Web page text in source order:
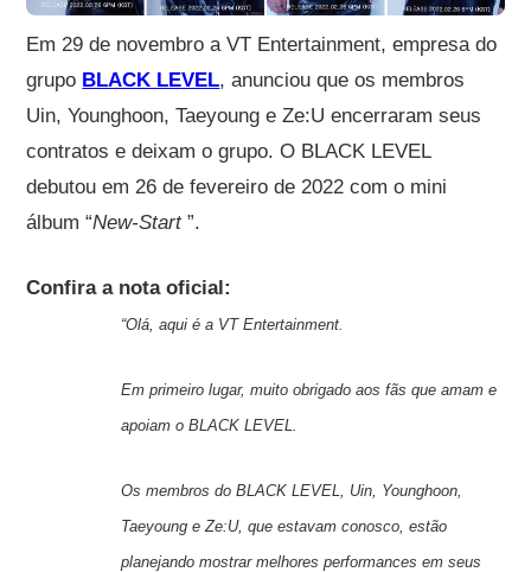
Em 29 de novembro a VT Entertainment, empresa do
grupo BLACK LEVEL, anunciou que os membros
Uin, Younghoon, Taeyoung e Ze:U encerraram seus
contratos e deixam o grupo. O BLACK LEVEL
debutou em 26 de fevereiro de 2022 com o mini
álbum “New-Start”.
Confira a nota oficial:
“Olá, aqui é a VT Entertainment.
Em primeiro lugar, muito obrigado aos fãs que amam e
apoiam o BLACK LEVEL.
Os membros do BLACK LEVEL, Uin, Younghoon,
Taeyoung e Ze:U, que estavam conosco, estão
planejando mostrar melhores performances em seus